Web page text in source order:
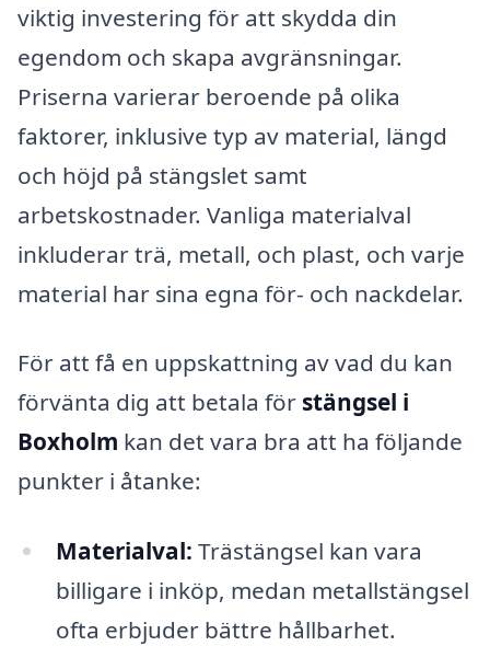
viktig investering för att skydda din
egendom och skapa avgränsningar.
Priserna varierar beroende på olika
faktorer, inklusive typ av material, längd
och höjd på stängslet samt
arbetskostnader. Vanliga materialval
inkluderar trä, metall, och plast, och varje
material har sina egna för- och nackdelar.
För att få en uppskattning av vad du kan
förvänta dig att betala för stängsel i
Boxholm kan det vara bra att ha följande
punkter i åtanke:
Materialval: Trästängsel kan vara
billigare i inköp, medan metallstängsel
ofta erbjuder bättre hållbarhet.